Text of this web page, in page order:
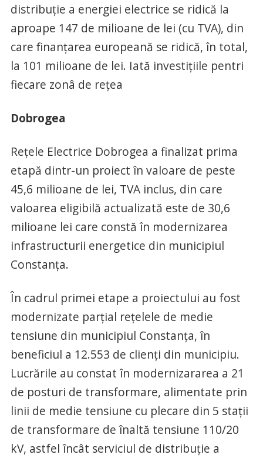
distribuție a energiei electrice se ridică la
aproape 147 de milioane de lei (cu TVA), din
care finanțarea europeană se ridică, în total,
la 101 milioane de lei. Iată investițiile pentri
fiecare zonâ de rețea
Dobrogea
Rețele Electrice Dobrogea a finalizat prima
etapă dintr-un proiect în valoare de peste
45,6 milioane de lei, TVA inclus, din care
valoarea eligibilă actualizată este de 30,6
milioane lei care constă în modernizarea
infrastructurii energetice din municipiul
Constanța.
În cadrul primei etape a proiectului au fost
modernizate parțial rețelele de medie
tensiune din municipiul Constanța, în
beneficiul a 12.553 de clienți din municipiu.
Lucrările au constat în modernizararea a 21
de posturi de transformare, alimentate prin
linii de medie tensiune cu plecare din 5 stații
de transformare de înaltă tensiune 110/20
kV, astfel încât serviciul de distribuție a